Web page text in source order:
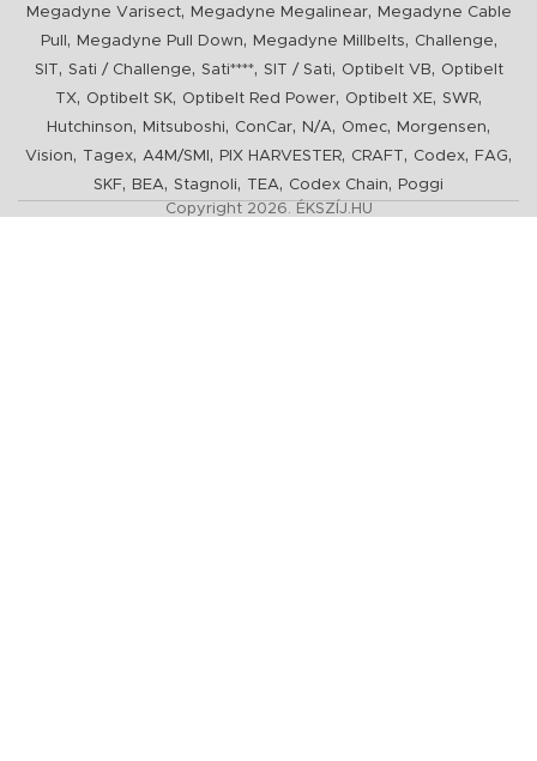
Megadyne Varisect, Megadyne Megalinear,
Megadyne Cable
Pull
, Megadyne Pull Down, Megadyne Millbelts, Challenge,
SIT , Sati / Challenge, Sati****, SIT / Sati, Optibelt VB, Optibelt
TX, Optibelt SK, Optibelt Red Power, Optibelt XE, SWR,
Hutchinson, Mitsuboshi, ConCar, N/A, Omec, Morgensen,
Vision, Tagex, A4M/SMI , PIX HARVESTER, CRAFT , Codex, FAG,
SKF, BEA, Stagnoli, TEA, Codex Chain,
Poggi
Copyright 2026. ÉKSZÍJ.HU